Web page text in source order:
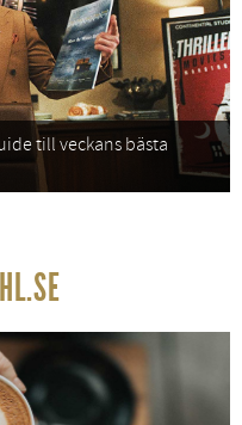
till veckans bästa